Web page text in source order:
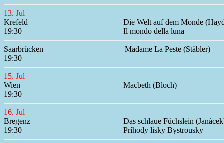
13. Jul
Krefeld
Die Welt auf dem Monde
19:30
Il mondo della luna
Saarbrücken
Madame La Peste (Stäbler)
19:30
15. Jul
Wien
Macbeth (Bloch)
19:30
16. Jul
Bregenz
Das schlaue Füchslein
19:30
Príhody lisky Bystrousky